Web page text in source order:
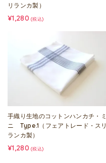
リランカ製）
¥1,280 (税込)
手織り生地のコットンハンカチ・ミ
ニ Type.1（フェアトレード・スリ
ランカ製）
¥1,280 (税込)